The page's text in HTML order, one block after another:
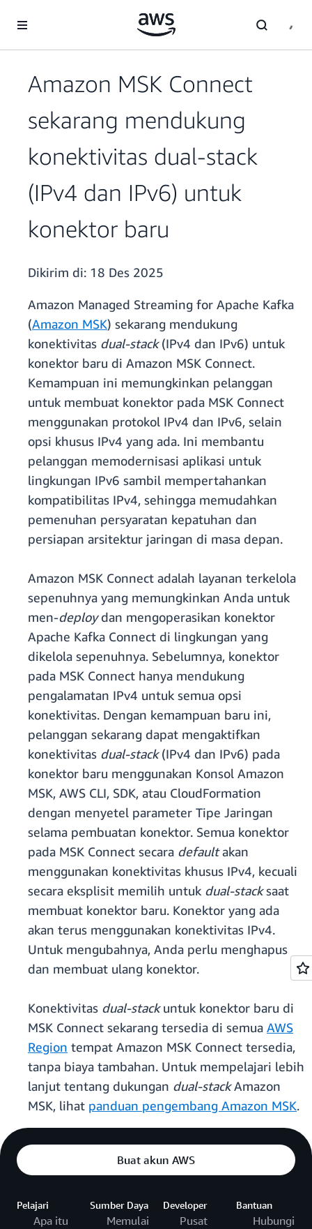
Amazon MSK Connect
sekarang mendukung
konektivitas dual-stack
(IPv4 dan IPv6) untuk
konektor baru
Dikirim di: 18 Des 2025
Amazon Managed Streaming for Apache Kafka
(Amazon MSK) sekarang mendukung
konektivitas dual-stack(IPv4 dan IPv6) untuk
konektor baru di Amazon MSK Connect.
Kemampuan ini memungkinkan pelanggan
untuk membuat konektor pada MSK Connect
menggunakan protokol IPv4 dan IPv6, selain
opsi khusus IPv4 yang ada. Ini membantu
pelanggan memodernisasi aplikasi untuk
lingkungan IPv6 sambil mempertahankan
kompatibilitas IPv4, sehingga memudahkan
pemenuhan persyaratan kepatuhan dan
persiapan arsitektur jaringan di masa depan.
Amazon MSK Connect adalah layanan terkelola
sepenuhnya yang memungkinkan Anda untuk
men-deploydan mengoperasikan konektor
Apache Kafka Connect di lingkungan yang
dikelola sepenuhnya. Sebelumnya, konektor
pada MSK Connect hanya mendukung
pengalamatan IPv4 untuk semua opsi
konektivitas. Dengan kemampuan baru ini,
pelanggan sekarang dapat mengaktifkan
konektivitas dual-stack(IPv4 dan IPv6) pada
konektor baru menggunakan Konsol Amazon
MSK, AWS CLI, SDK, atau CloudFormation
dengan menyetel parameter Tipe Jaringan
selama pembuatan konektor. Semua konektor
pada MSK Connect secara defaultakan
menggunakan konektivitas khusus IPv4, kecuali
secara eksplisit memilih untuk dual-stacksaat
membuat konektor baru. Konektor yang ada
akan terus menggunakan konektivitas IPv4.
Untuk mengubahnya, Anda perlu menghapus
dan membuat ulang konektor.
Konektivitas dual-stackuntuk konektor baru di
MSK Connect sekarang tersedia di semua AWS
Region tempat Amazon MSK Connect tersedia,
tanpa biaya tambahan. Untuk mempelajari lebih
lanjut tentang dukungan dual-stackAmazon
MSK, lihat panduan pengembang Amazon MSK.
Buat akun AWS
Pelajari
Apa itu
Sumber Daya
Memulai
Developer
Pusat
Bantuan
Hubungi